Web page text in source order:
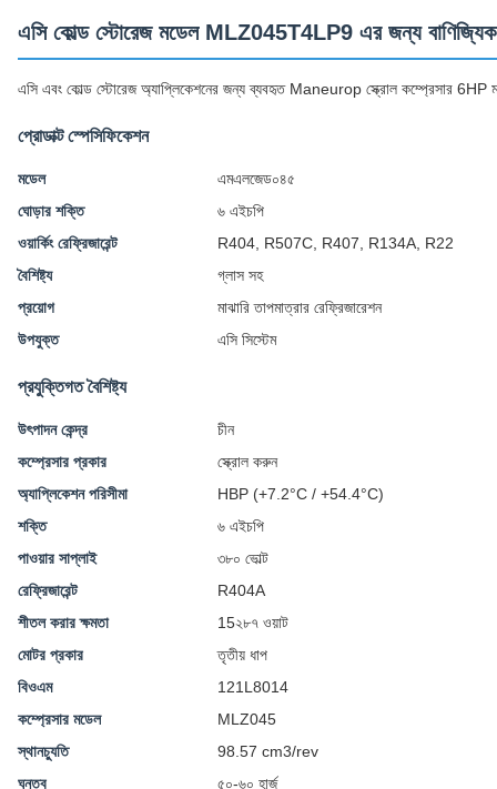
এসি কোল্ড স্টোরেজ মডেল MLZ045T4LP9 এর জন্য বাণিজ্যিক
এসি এবং কোল্ড স্টোরেজ অ্যাপ্লিকেশনের জন্য ব্যবহৃত Maneurop স্ক্রোল কম্প্রেসার
প্রোডাক্ট স্পেসিফিকেশন
মডেল
এমএলজেড০৪৫
ঘোড়ার শক্তি
৬ এইচপি
ওয়ার্কিং রেফ্রিজারেন্ট
R404, R507C, R407, R134A, R22
বৈশিষ্ট্য
গ্লাস সহ
প্রয়োগ
মাঝারি তাপমাত্রার রেফ্রিজারেশন
উপযুক্ত
এসি সিস্টেম
প্রযুক্তিগত বৈশিষ্ট্য
উৎপাদন কেন্দ্র
চীন
কম্প্রেসার প্রকার
স্ক্রোল করুন
অ্যাপ্লিকেশন পরিসীমা
HBP (+7.2°C / +54.4°C)
শক্তি
৬ এইচপি
পাওয়ার সাপ্লাই
৩৮০ ভোল্ট
রেফ্রিজারেন্ট
R404A
শীতল করার ক্ষমতা
15২৮৭ ওয়াট
মোটর প্রকার
তৃতীয় ধাপ
বিওএম
121L8014
কম্প্রেসার মডেল
MLZ045
স্থানচ্যুতি
98.57 cm3/rev
ঘনত্ব
৫০-৬০ হার্জ